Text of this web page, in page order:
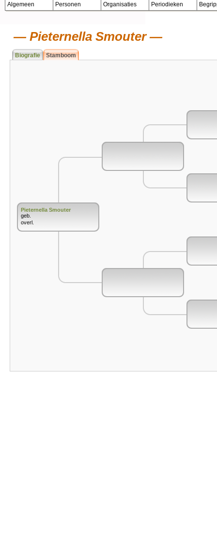
Algemeen Personen Organisaties Periodieken
Pieternella Smouter
Biografie Stamboom
Pieternella Smouter
geb.
overl.